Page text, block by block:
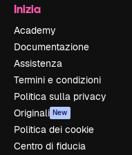
Inizia
Academy
Documentazione
Assistenza
Termini e condizioni
Politica sulla privacy
Originali New
Politica dei cookie
Centro di fiducia